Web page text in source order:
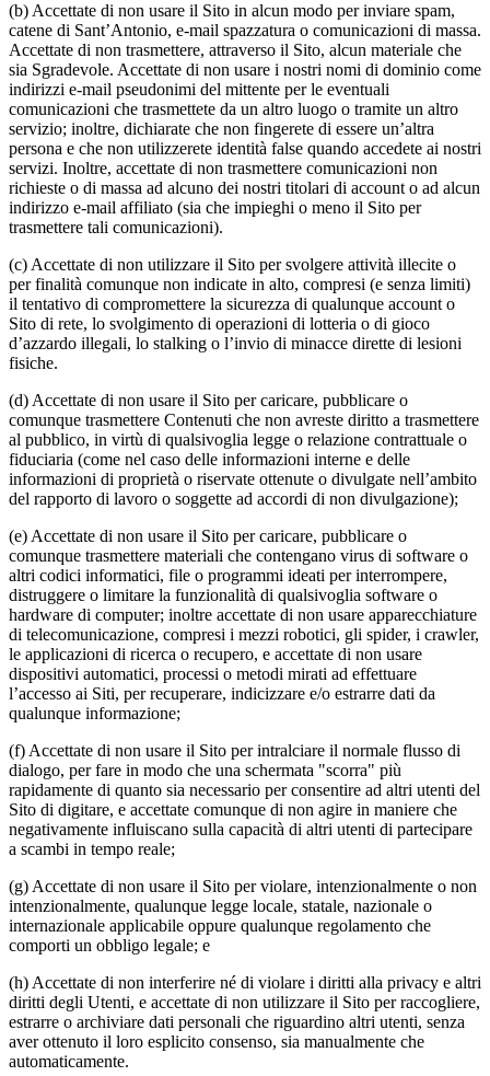
(b) Accettate di non usare il Sito in alcun modo per inviare spam,
catene di Sant’Antonio, e-mail spazzatura o comunicazioni di massa.
Accettate di non trasmettere, attraverso il Sito, alcun materiale che
sia Sgradevole. Accettate di non usare i nostri nomi di dominio come
indirizzi e-mail pseudonimi del mittente per le eventuali
comunicazioni che trasmettete da un altro luogo o tramite un altro
servizio; inoltre, dichiarate che non fingerete di essere un’altra
persona e che non utilizzerete identità false quando accedete ai nostri
servizi. Inoltre, accettate di non trasmettere comunicazioni non
richieste o di massa ad alcuno dei nostri titolari di account o ad alcun
indirizzo e-mail affiliato (sia che impieghi o meno il Sito per
trasmettere tali comunicazioni).
(c) Accettate di non utilizzare il Sito per svolgere attività illecite o
per finalità comunque non indicate in alto, compresi (e senza limiti)
il tentativo di compromettere la sicurezza di qualunque account o
Sito di rete, lo svolgimento di operazioni di lotteria o di gioco
d’azzardo illegali, lo stalking o l’invio di minacce dirette di lesioni
fisiche.
(d) Accettate di non usare il Sito per caricare, pubblicare o
comunque trasmettere Contenuti che non avreste diritto a trasmettere
al pubblico, in virtù di qualsivoglia legge o relazione contrattuale o
fiduciaria (come nel caso delle informazioni interne e delle
informazioni di proprietà o riservate ottenute o divulgate nell’ambito
del rapporto di lavoro o soggette ad accordi di non divulgazione);
(e) Accettate di non usare il Sito per caricare, pubblicare o
comunque trasmettere materiali che contengano virus di software o
altri codici informatici, file o programmi ideati per interrompere,
distruggere o limitare la funzionalità di qualsivoglia software o
hardware di computer; inoltre accettate di non usare apparecchiature
di telecomunicazione, compresi i mezzi robotici, gli spider, i crawler,
le applicazioni di ricerca o recupero, e accettate di non usare
dispositivi automatici, processi o metodi mirati ad effettuare
l’accesso ai Siti, per recuperare, indicizzare e/o estrarre dati da
qualunque informazione;
(f) Accettate di non usare il Sito per intralciare il normale flusso di
dialogo, per fare in modo che una schermata "scorra" più
rapidamente di quanto sia necessario per consentire ad altri utenti del
Sito di digitare, e accettate comunque di non agire in maniere che
negativamente influiscano sulla capacità di altri utenti di partecipare
a scambi in tempo reale;
(g) Accettate di non usare il Sito per violare, intenzionalmente o non
intenzionalmente, qualunque legge locale, statale, nazionale o
internazionale applicabile oppure qualunque regolamento che
comporti un obbligo legale; e
(h) Accettate di non interferire né di violare i diritti alla privacy e altri
diritti degli Utenti, e accettate di non utilizzare il Sito per raccogliere,
estrarre o archiviare dati personali che riguardino altri utenti, senza
aver ottenuto il loro esplicito consenso, sia manualmente che
automaticamente.